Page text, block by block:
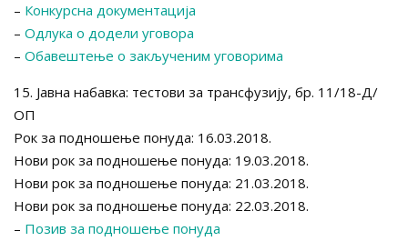
– Конкурсна документација
– Одлука о додели уговора
– Обавештење о закљученим уговорима
15. Јавна набавка: тестови за трансфузију, бр. 11/18-Д/
ОП
Рок за подношење понуда: 16.03.2018.
Нови рок за подношење понуда: 19.03.2018.
Нови рок за подношење понуда: 21.03.2018.
Нови рок за подношење понуда: 22.03.2018.
– Позив за подношење понуда